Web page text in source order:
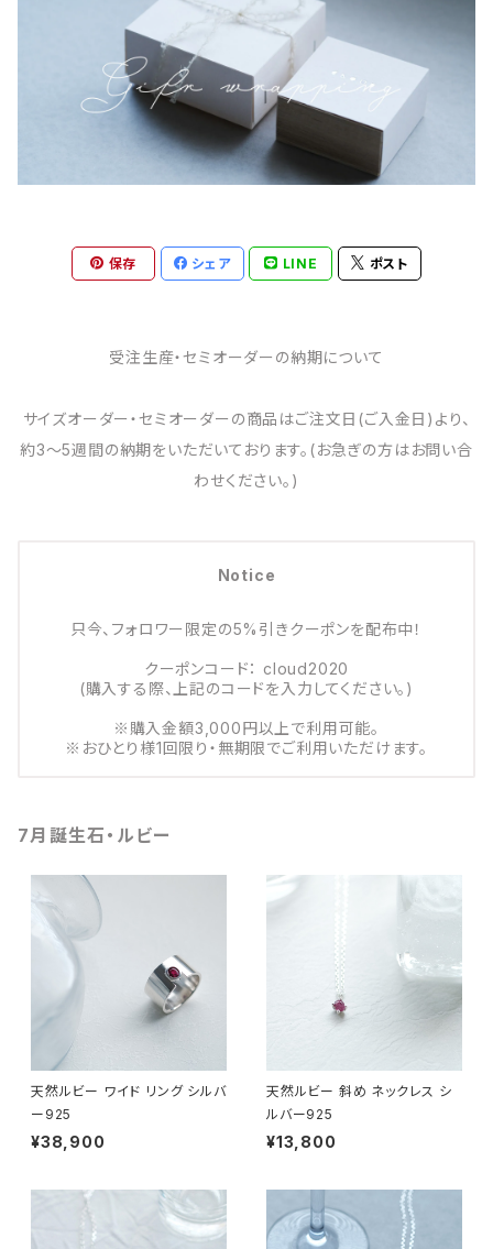
保存 シェア LINE ポスト
受注生産・セミオーダーの納期について
サイズオーダー・セミオーダーの商品はご注文日(ご入金日)より、
約3～5週間の納期をいただいております。(お急ぎの方はお問い合
わせください。)
Notice
只今、フォロワー限定の5%引きクーポンを配布中！
クーポンコード： cloud2020
(購入する際、上記のコードを入力してください。)
※購入金額3,000円以上で利用可能。
※おひとり様1回限り・無期限でご利用いただけます。
7月誕生石・ルビー
天然ルビー ワイド リング シルバ
ー925
¥38,900
天然ルビー 斜め ネックレス シ
ルバー925
¥13,800